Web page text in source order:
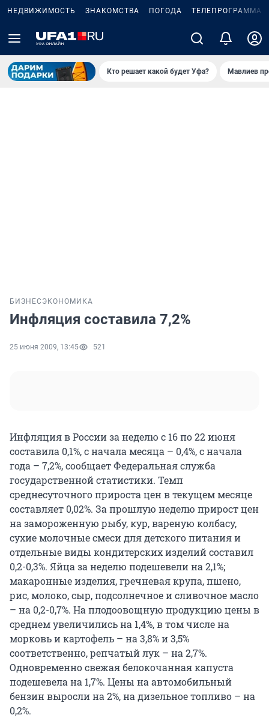
НЕДВИЖИМОСТЬ ЗНАКОМСТВА ПОГОДА ТЕЛЕПРОГРАММА
Кто решает какой будет Уфа? Мавлиев
БИЗНЕС ЭКОНОМИКА
Инфляция составила 7,2%
25 июня 2009, 13:45 521
Инфляция в России за неделю с 16 по 22 июня
составила 0,1%, с начала месяца – 0,4%, с начала
года – 7,2%, сообщает Федеральная служба
государственной статистики. Темп
среднесуточного прироста цен в текущем месяце
составляет 0,02%. За прошлую неделю прирост цен
на замороженную рыбу, кур, вареную колбасу,
сухие молочные смеси для детского питания и
отдельные виды кондитерских изделий составил
0,2-0,3%. Яйца за неделю подешевели на 2,1%;
макаронные изделия, гречневая крупа, пшено,
рис, молоко, сыр, подсолнечное и сливочное масло
– на 0,2-0,7%. На плодоовощную продукцию цены в
среднем увеличились на 1,4%, в том числе на
морковь и картофель – на 3,8% и 3,5%
соответственно, репчатый лук – на 2,7%.
Одновременно свежая белокочанная капуста
подешевела на 1,7%. Цены на автомобильный
бензин выросли на 2%, на дизельное топливо – на
0,2%.